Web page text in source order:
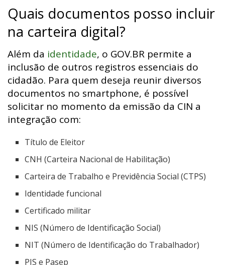
Quais documentos posso incluir
na carteira digital?
Além da identidade, o GOV.BR permite a
inclusão de outros registros essenciais do
cidadão. Para quem deseja reunir diversos
documentos no smartphone, é possível
solicitar no momento da emissão da CIN a
integração com:
Título de Eleitor
CNH (Carteira Nacional de Habilitação)
Carteira de Trabalho e Previdência Social (CTPS)
Identidade funcional
Certificado militar
NIS (Número de Identificação Social)
NIT (Número de Identificação do Trabalhador)
PIS e Pasep